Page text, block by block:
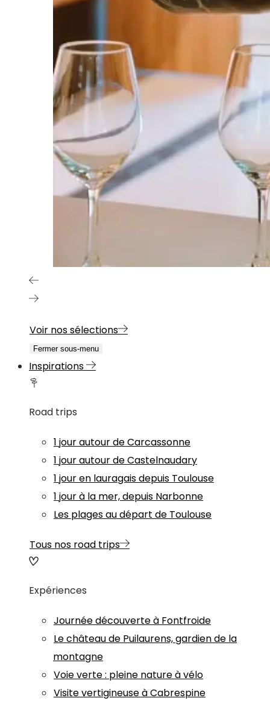
Voir nos sélections
Fermer sous-menu
Inspirations
Road trips
1 jour autour de Carcassonne
1 jour autour de Castelnaudary
1 jour en lauragais depuis Toulouse
1 jour à la mer, depuis Narbonne
Les plages au départ de Toulouse
Tous nos road trips
Expériences
Journée découverte à Fontfroide
Le château de Puilaurens, gardien de la
montagne
Voie verte : pleine nature à vélo
Visite vertigineuse à Cabrespine